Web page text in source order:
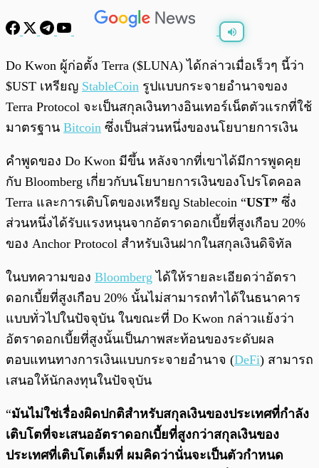
พร้อมเล่น 0:00 / 0:00
Do Kwon ผู้ก่อตั้ง Terra ($LUNA) ได้กล่าวเมื่อเร็วๆ นี้ว่า
$UST เหรียญ StableCoin รูปแบบกระจายอำนาจของ
Terra Protocol จะเป็นสกุลเงินทางอินเทอร์เน็ตตัวแรกที่ใช้
มาตรฐาน Bitcoin ซึ่งเป็นส่วนหนึ่งของนโยบายการเงิน
คำพูดของ Do Kwon มีขึ้น หลังจากที่เขาได้มีการพูดคุย
กับ Bloomberg เกี่ยวกับนโยบายการเงินของโปรโตคอล
Terra และการเติบโตของเหรียญ Stablecoin “UST” ซึ่ง
ส่วนหนึ่งได้รับแรงหนุนจากอัตราดอกเบี้ยที่สูงเกือบ 20%
ของ Anchor Protocol สำหรับเงินฝากในสกุลเงินดิจิทัล
ในบทความของ Bloomberg ได้ให้รายละเอียดว่าอัตรา
ดอกเบี้ยที่สูงเกือบ 20% นั้นไม่สามารถทำได้ในธนาคาร
แบบทั่วไปในปัจจุบัน ในขณะที่ Do Kwon กล่าวแย้งว่า
อัตราดอกเบี้ยที่สูงนั้นเป็นภาพสะท้อนของระดับผล
ตอบแทนทางการเงินแบบกระจายอำนาจ (DeFi) สามารถ
เสนอให้นักลงทุนในปัจจุบัน
“มันไม่ใช่เรื่องผิดปกติสำหรับสกุลเงินของประเทศที่กำลัง
เติบโตที่จะเสนออัตราดอกเบี้ยที่สูงกว่าสกุลเงินของ
ประเทศที่เติบโตเต็มที่ ผมคิดว่านั่นจะเป็นตัวกำหนด